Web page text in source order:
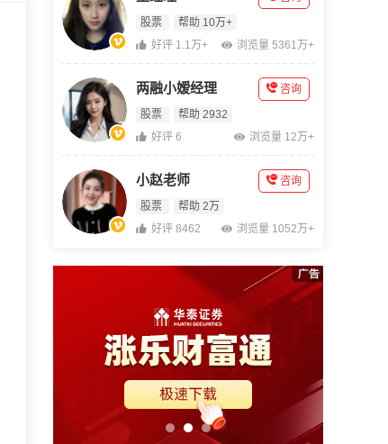
股票 帮助 10万+
好评 1.1万+ 浏览量 5361万+
两融小嫒经理
股票 帮助 2932
咨询
好评 6 浏览量 12万+
小赵老师
股票 帮助 2万
咨询
好评 8462 浏览量 1052万+
1 3